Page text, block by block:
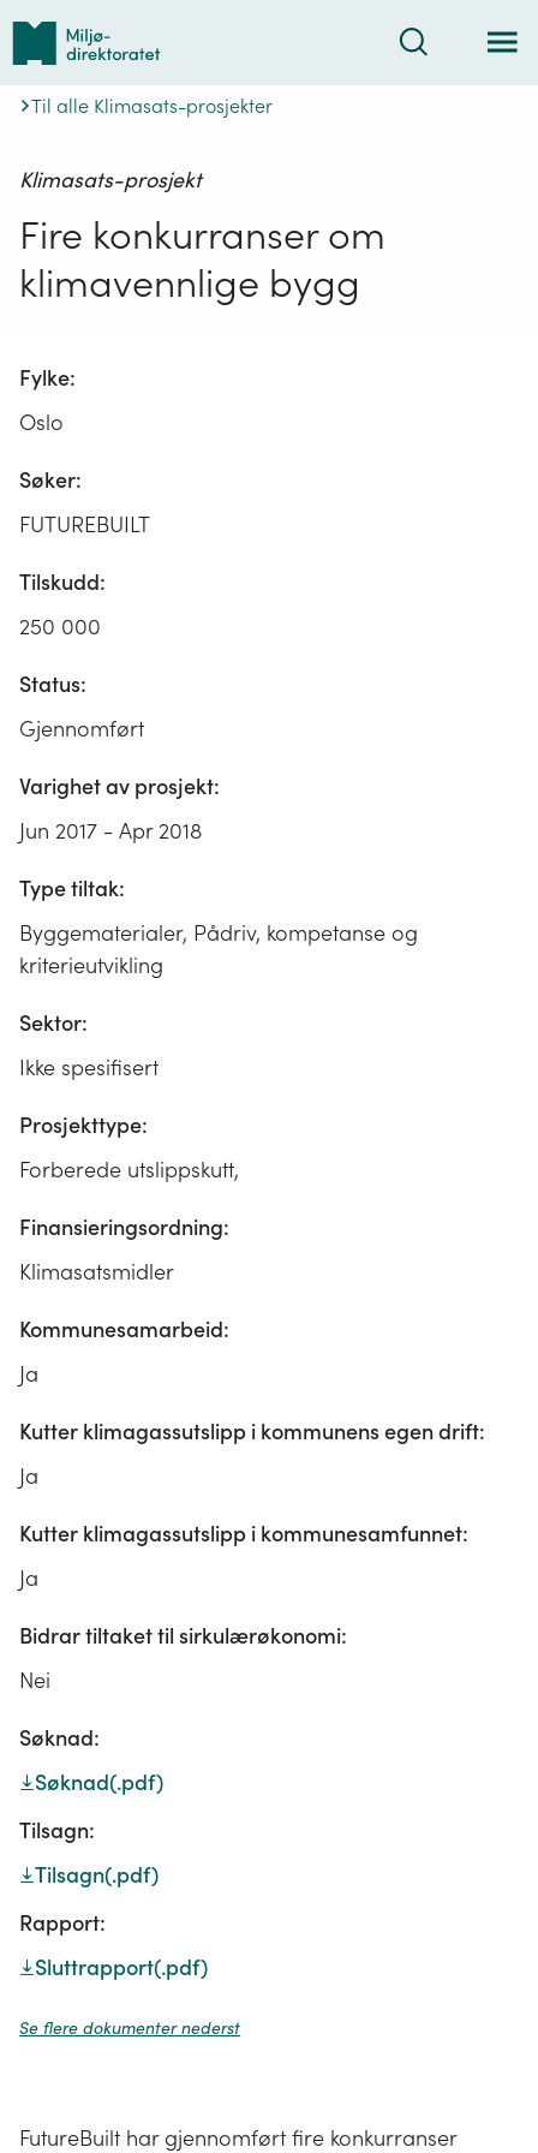
Tilbake
forsiden
Søk
Til alle Klimasats-prosjekter
Klimasats-prosjekt
Fire konkurranser om
klimavennlige bygg
Fylke:
Oslo
Søker:
FUTUREBUILT
Tilskudd:
250 000
Status:
Gjennomført
Varighet av prosjekt:
Jun 2017 - Apr 2018
Type tiltak:
Byggematerialer, Pådriv, kompetanse og
kriterieutvikling
Sektor:
Ikke spesifisert
Prosjekttype:
Forberede utslippskutt,
Finansieringsordning:
Klimasatsmidler
Kommunesamarbeid:
Ja
Kutter klimagassutslipp i kommunens egen drift:
Ja
Kutter klimagassutslipp i kommunesamfunnet:
Ja
Bidrar tiltaket til sirkulærøkonomi:
Nei
Søknad:
Søknad(.pdf)
Tilsagn:
Tilsagn(.pdf)
Rapport:
Sluttrapport(.pdf)
Se flere dokumenter nederst
FutureBuilt har gjennomført fire konkurranser